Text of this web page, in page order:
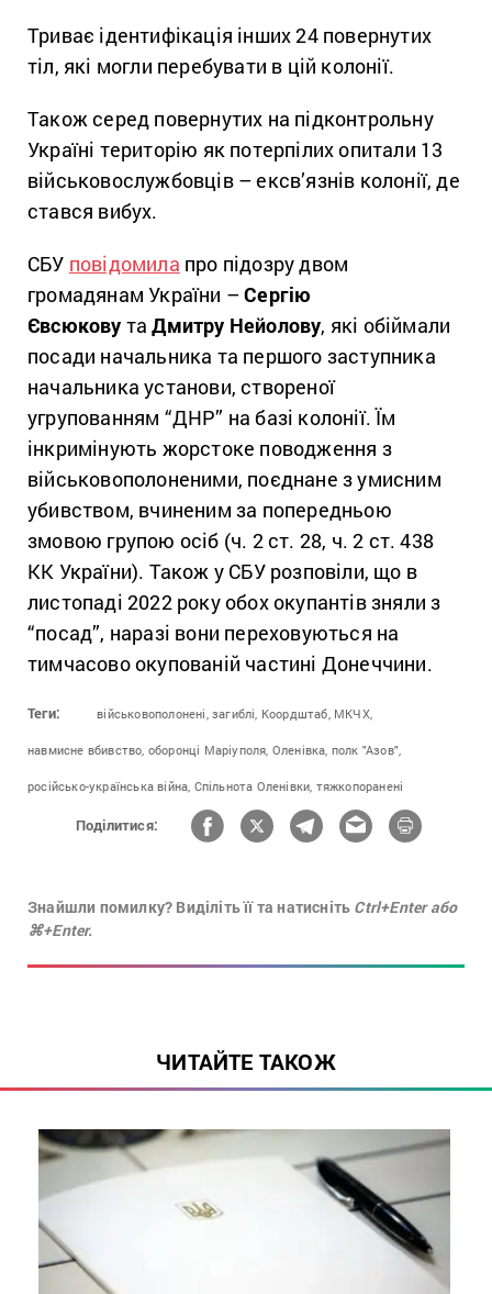
Триває ідентифікація інших 24 повернутих
тіл, які могли перебувати в цій колонії.
Також серед повернутих на підконтрольну
Україні територію як потерпілих опитали 13
військовослужбовців – ексв’язнів колонії, де
стався вибух.
СБУ повідомила про підозру двом
громадянам України –Сергію
Євсюкову таДмитру Нейолову, які обіймали
посади начальника та першого заступника
начальника установи, створеної
угрупованням “ДНР” на базі колонії. Їм
інкримінують жорстоке поводження з
військовополоненими, поєднане з умисним
убивством, вчиненим за попередньою
змовою групою осіб (ч. 2 ст. 28, ч. 2 ст. 438
КК України). Також у СБУ розповіли, що в
листопаді 2022 року обох окупантів зняли з
“посад”, наразі вони переховуються на
тимчасово окупованій частині Донеччини.
Теги: військовополонені, загиблі, Коордштаб, МКЧХ,
навмисне вбивство, оборонці Маріуполя, Оленівка, полк "Азов",
російсько-українська війна, Спільнота Оленівки, тяжкопоранені
Поділитися:
Знайшли помилку? Виділіть її та натисніть Ctrl+Enter або
⌘+Enter.
ЧИТАЙТЕ ТАКОЖ